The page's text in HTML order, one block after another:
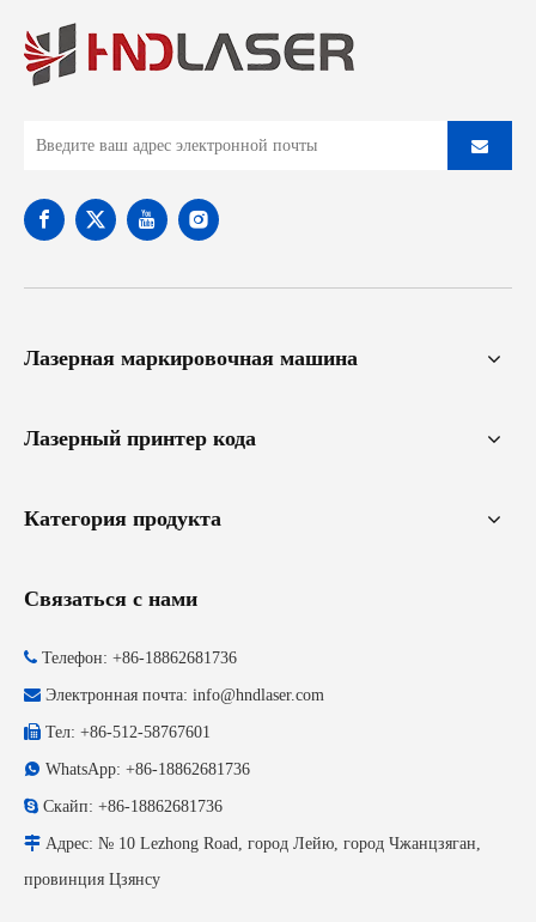
Лазерная маркировочная машина
Лазерный принтер кода
Категория продукта
Связаться с нами
 Телефон: +86-18862681736
 Электронная почта: info@hndlaser.com
 Тел: +86-512-58767601
 WhatsApp: +86-18862681736
 Скайп: +86-18862681736
 Адрес: № 10 Lezhong Road, город Лейю, город Чжанцзяган,
провинция Цзянсу